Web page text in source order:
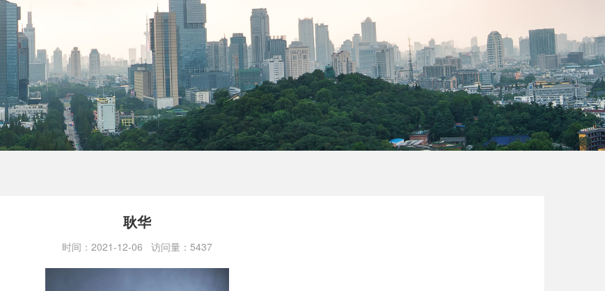
耿华
时间：2021-12-06 访问量：5437